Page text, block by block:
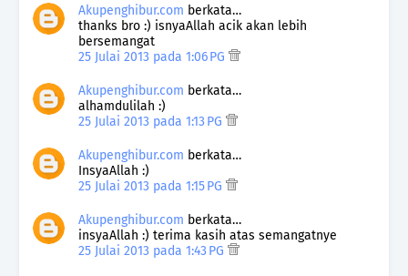
Akupenghibur.com berkata…
thanks bro :) isnyaAllah acik akan lebih
bersemangat
25 Julai 2013 pada 1:06 PG
Akupenghibur.com berkata…
alhamdulilah :)
25 Julai 2013 pada 1:13 PG
Akupenghibur.com berkata…
InsyaAllah :)
25 Julai 2013 pada 1:15 PG
Akupenghibur.com berkata…
insyaAllah :) terima kasih atas semangatnye
25 Julai 2013 pada 1:43 PG